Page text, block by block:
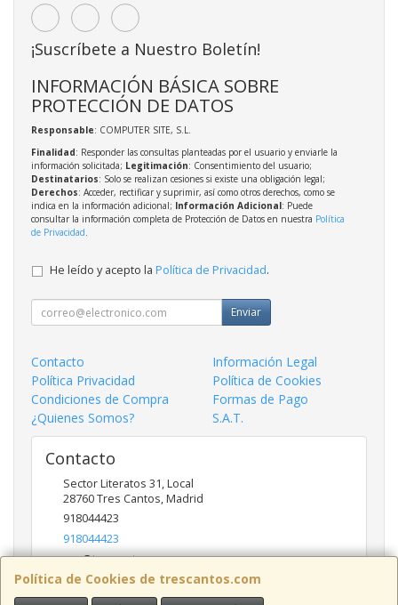
Política de Cookies de trescantos.com
¡Suscríbete a Nuestro Boletín!
INFORMACIÓN BÁSICA SOBRE
PROTECCIÓN DE DATOS
Responsable: COMPUTER SITE, S.L.
Finalidad: Responder las consultas planteadas por el usuario y enviarle la
información solicitada; Legitimación: Consentimiento del usuario;
Destinatarios: Solo se realizan cesiones si existe una obligación legal;
Derechos: Acceder, rectificar y suprimir, así como otros derechos, como se
indica en la información adicional; Información Adicional: Puede
consultar la información completa de Protección de Datos en nuestra Política
de Privacidad.
He leído y acepto la Política de Privacidad.
Enviar
Contacto
Información Legal
Política Privacidad
Política de Cookies
Condiciones de Compra
Formas de Pago
¿Quienes Somos?
S.A.T.
Contacto
Sector Literatos 31, Local
28760Tres Cantos,Madrid
918044423
918044423
ncs@trescantos.com